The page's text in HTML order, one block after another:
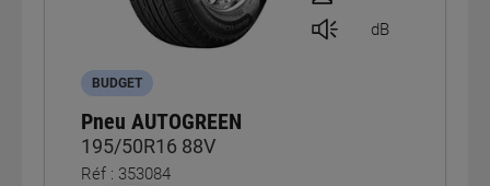
dB
BUDGET
Pneu AUTOGREEN
195/50R16 88V
Réf : 353084